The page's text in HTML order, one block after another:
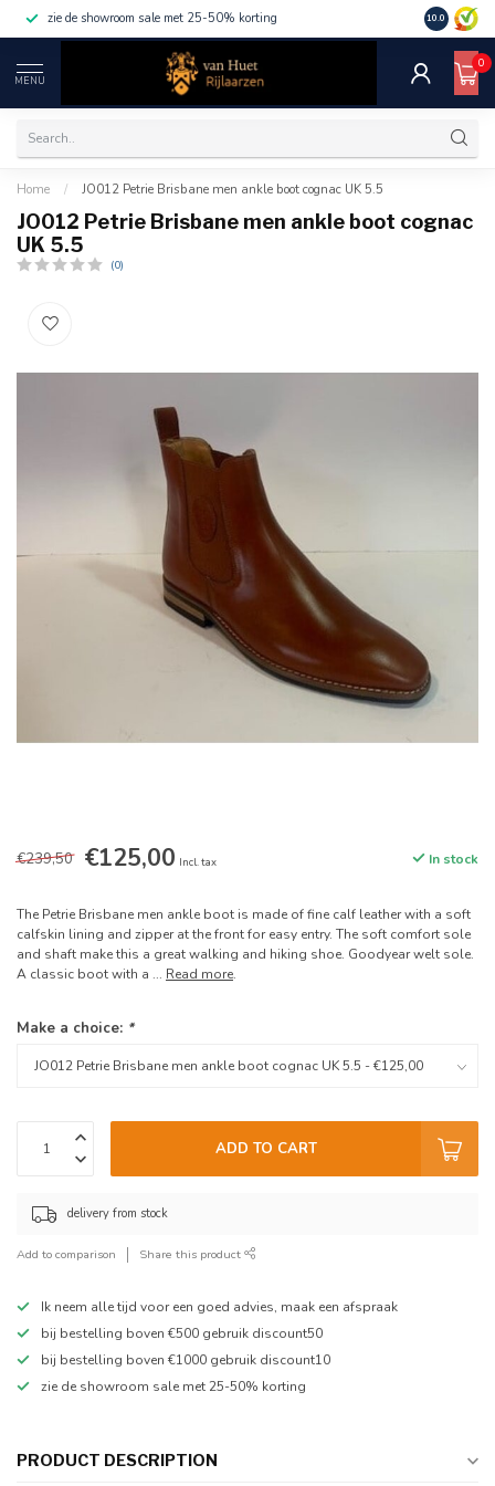
zie de showroom sale met 25-50% korting 10.0
MENU
0
Home / JO012 Petrie Brisbane men ankle boot cognac UK 5.5
JO012 Petrie Brisbane men ankle boot cognac
UK 5.5
(0)
€239,50 €125,00 Incl. tax In stock
The Petrie Brisbane men ankle boot is made of fine calf leather with a soft
calfskin lining and zipper at the front for easy entry. The soft comfort sole
and shaft make this a great walking and hiking shoe. Goodyear welt sole.
A classic boot with a ... Read more.
Make a choice: *
ADD TO CART
delivery from stock
Add to comparison Share this product
Ik neem alle tijd voor een goed advies, maak een afspraak
bij bestelling boven €500 gebruik discount50
bij bestelling boven €1000 gebruik discount10
zie de showroom sale met 25-50% korting
PRODUCT DESCRIPTION